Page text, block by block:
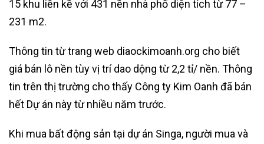
15 khu liền kề với 431 nền nhà phố diện tích từ 77 –
231 m2.
Thông tin từ trang web diaockimoanh.org cho biết
giá bán lô nền tùy vị trí dao dộng từ 2,2 tỉ/ nền. Thông
tin trên thị trường cho thấy Công ty Kim Oanh đã bán
hết Dự án này từ nhiều năm trước.
Khi mua bất động sản tại dự án Singa, người mua và